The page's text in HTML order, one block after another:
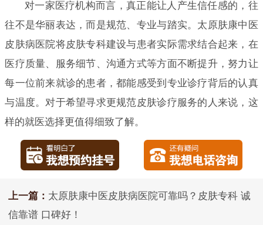
对一家医疗机构而言，真正能让人产生信任感的，往
往不是华丽表达，而是规范、专业与踏实。太原肤康中医
皮肤病医院将皮肤专科建设与患者实际需求结合起来，在
医疗质量、服务细节、沟通方式等方面不断提升，努力让
每一位前来就诊的患者，都能感受到专业诊疗背后的认真
与温度。对于希望寻求更规范皮肤诊疗服务的人来说，这
样的就医选择更值得细致了解。
上一篇： 太原肤康中医皮肤病医院可靠吗？皮肤专科 诚
信靠谱 口碑好！